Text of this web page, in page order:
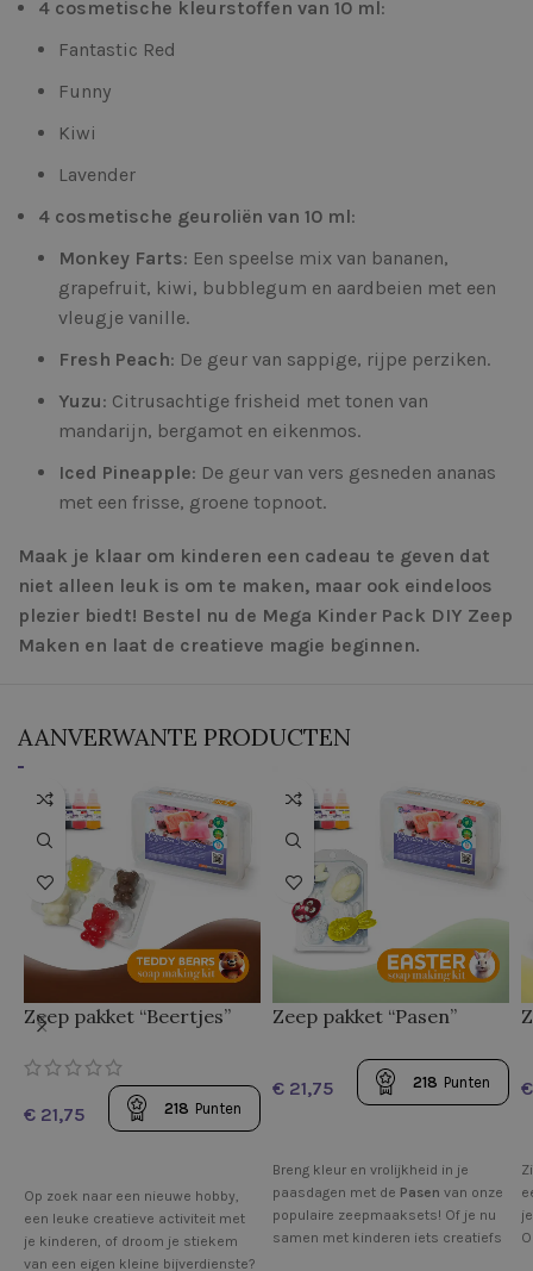
4 cosmetische kleurstoffen van 10 ml:
Fantastic Red
Funny
Kiwi
Lavender
4 cosmetische geuroliën van 10 ml:
Monkey Farts: Een speelse mix van bananen,
grapefruit, kiwi, bubblegum en aardbeien met een
vleugje vanille.
Fresh Peach: De geur van sappige, rijpe perziken.
Yuzu: Citrusachtige frisheid met tonen van
mandarijn, bergamot en eikenmos.
Iced Pineapple: De geur van vers gesneden ananas
met een frisse, groene topnoot.
Maak je klaar om kinderen een cadeau te geven dat
niet alleen leuk is om te maken, maar ook eindeloos
plezier biedt! Bestel nu de Mega Kinder Pack DIY Zeep
Maken en laat de creatieve magie beginnen.
AANVERWANTE PRODUCTEN
Zeep pakket “Beertjes”
€ 218 Punten
Op zoek naar een nieuwe hobby,
een leuke creatieve activiteit met
je kinderen, of droom je stiekem
van een eigen kleine bijverdienste?
Zeep pakket “Pasen”
€ 218 Punten
Breng kleur en vrolijkheid in je
paasdagen met de Pasen van onze
populaire zeepmaaksets! Of je nu
samen met kinderen iets creatiefs
€